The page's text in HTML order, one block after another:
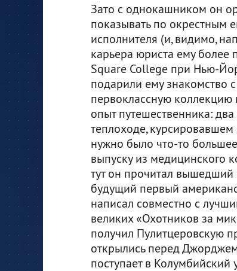
Зато с однокашником он
показывать по окрестным
исполнителя (и, видимо,
карьера юриста ему более
Square College при Нью-
подарили ему знакомство
первоклассную коллекцию
опыт путешественника:
теплоходе,
нужно было что-то
выпуску из медицинского
тут он прочитал
будущий первый
написал совместно с
великих «Охотников за
получил Пулитцеровскую
открылись перед
поступает в Колумбийский